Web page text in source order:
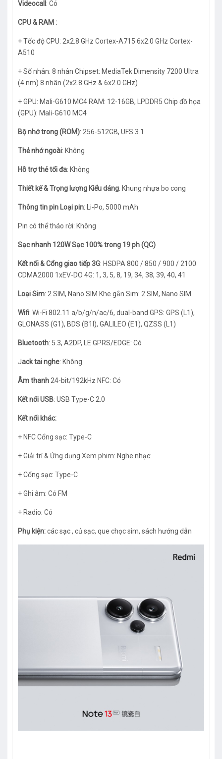
Videocall : Có
CPU & RAM :
+ Tốc độ CPU: 2x2.8 GHz Cortex-A715 6x2.0 GHz Cortex-
A510
+ Số nhân: 8 nhân Chipset: MediaTek Dimensity 7200 Ultra
(4 nm) 8 nhân (2x2.8 GHz & 6x2.0 GHz)
+ GPU: Mali-G610 MC4 RAM: 12-16GB, LPDDR5 Chip đồ họa
(GPU): Mali-G610 MC4
Bộ nhớ trong (ROM): 256-512GB, UFS 3.1
Thẻ nhớ ngoài: Không
Hỗ trợ thẻ tối đa: Không
Thiết kế & Trọng lượng Kiểu dáng: Khung nhựa bo cong
Thông tin pin Loại pin: Li-Po, 5000 mAh
Pin có thể tháo rời: Không
Sạc nhanh 120W Sạc 100% trong 19 ph (QC)
Kết nối & Cổng giao tiếp 3G: HSDPA 800 / 850 / 900 / 2100
CDMA2000 1xEV-DO 4G: 1, 3, 5, 8, 19, 34, 38, 39, 40, 41
Loại Sim: 2 SIM, Nano SIM Khe gắn Sim: 2 SIM, Nano SIM
Wifi: Wi-Fi 802.11 a/b/g/n/ac/6, dual-band GPS: GPS (L1),
GLONASS (G1), BDS (B1I), GALILEO (E1), QZSS (L1)
Bluetooth: 5.3, A2DP, LE GPRS/EDGE: Có
Jack tai nghe: Không
Âm thanh 24-bit/192kHz NFC: Có
Kết nối USB: USB Type-C 2.0
Kết nối khác:
+ NFC Cổng sạc: Type-C
+ Giải trí & Ứng dụng Xem phim: Nghe nhạc:
+ Cổng sạc: Type-C
+ Ghi âm: Có FM
+ Radio: Có
Phụ kiện:các sạc , củ sạc, que chọc sim, sách hướng dẫn